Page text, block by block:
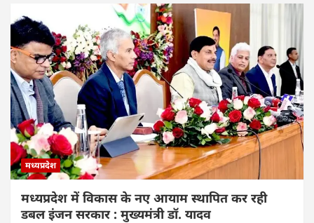
मध्यप्रदेश
मध्यप्रदेश में विकास के नए आयाम स्थापित कर रही
डबल इंजन सरकार : मुख्यमंत्री डॉ. यादव